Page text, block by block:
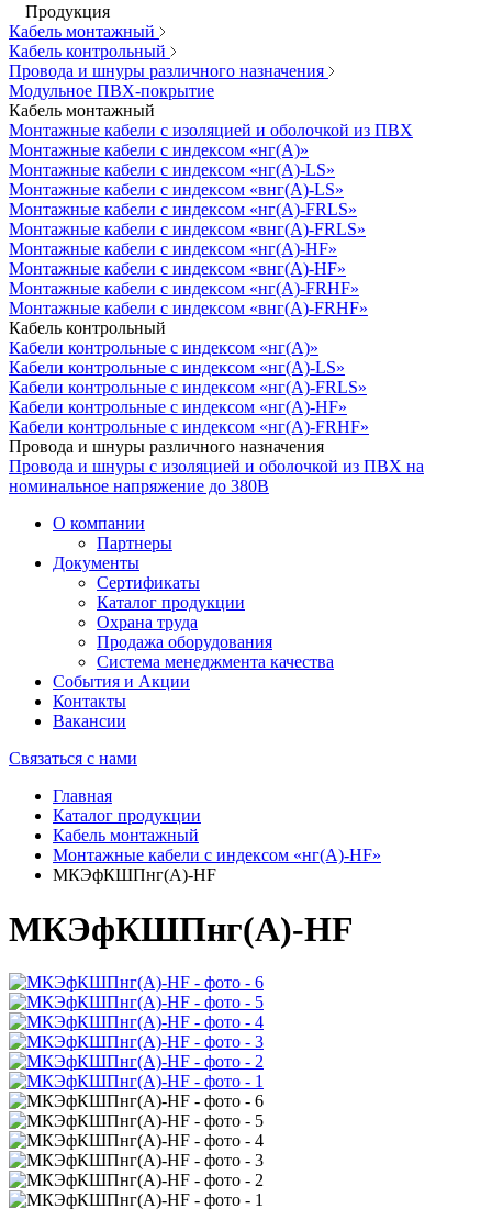
Продукция
Кабель монтажный
Кабель контрольный
Провода и шнуры различного назначения
Модульное ПВХ-покрытие
Кабель монтажный
Монтажные кабели с изоляцией и оболочкой из ПВХ
Монтажные кабели с индексом «нг(А)»
Монтажные кабели с индексом «нг(А)-LS»
Монтажные кабели с индексом «внг(А)-LS»
Монтажные кабели с индексом «нг(А)-FRLS»
Монтажные кабели с индексом «внг(А)-FRLS»
Монтажные кабели с индексом «нг(А)-HF»
Монтажные кабели с индексом «внг(А)-HF»
Монтажные кабели с индексом «нг(А)-FRHF»
Монтажные кабели с индексом «внг(А)-FRHF»
Кабель контрольный
Кабели контрольные с индексом «нг(А)»
Кабели контрольные с индексом «нг(А)-LS»
Кабели контрольные с индексом «нг(А)-FRLS»
Кабели контрольные с индексом «нг(А)-HF»
Кабели контрольные с индексом «нг(А)-FRHF»
Провода и шнуры различного назначения
Провода и шнуры с изоляцией и оболочкой из ПВХ на
номинальное напряжение до 380В
О компании
Партнеры
Документы
Сертификаты
Каталог продукции
Охрана труда
Продажа оборудования
Система менеджмента качества
События и Акции
Контакты
Вакансии
Связаться с нами
Главная
Каталог продукции
Кабель монтажный
Монтажные кабели с индексом «нг(А)-HF»
МКЭфКШПнг(А)-HF
МКЭфКШПнг(А)-HF